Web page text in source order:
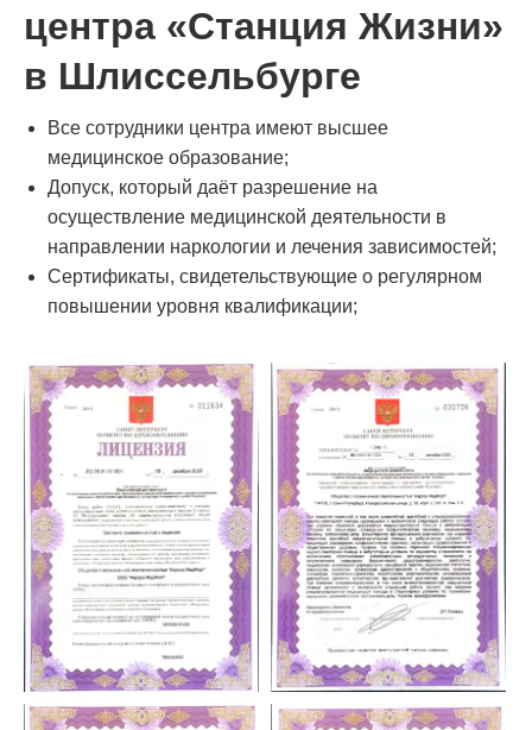
центра «Станция Жизни»
в Шлиссельбурге
Все сотрудники центра имеют высшее
медицинское образование;
Допуск, который даёт разрешение на
осуществление медицинской деятельности в
направлении наркологии и лечения зависимостей;
Сертификаты, свидетельствующие о регулярном
повышении уровня квалификации;